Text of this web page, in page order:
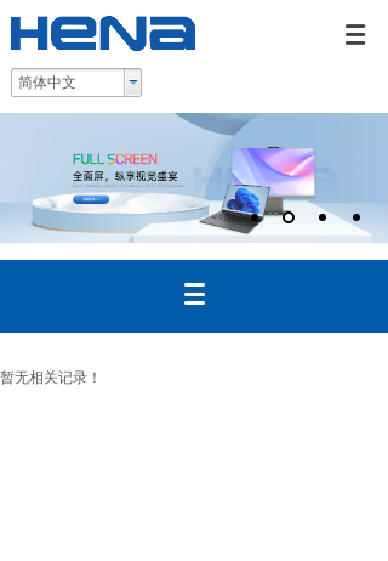
简体中文
暂无相关记录！